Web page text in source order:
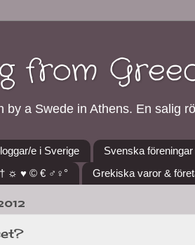
from
a Swede in Athens. En salig
e i Sverige Svenska
☼ ♥ © € ♂♀° Grekiska varor &